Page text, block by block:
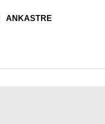
ANKASTRE